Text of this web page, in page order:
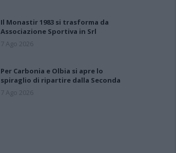
Il Monastir 1983 si trasforma da
Associazione Sportiva in Srl
7 Ago 2026
Per Carbonia e Olbia si apre lo
spiraglio di ripartire dalla Seconda
7 Ago 2026